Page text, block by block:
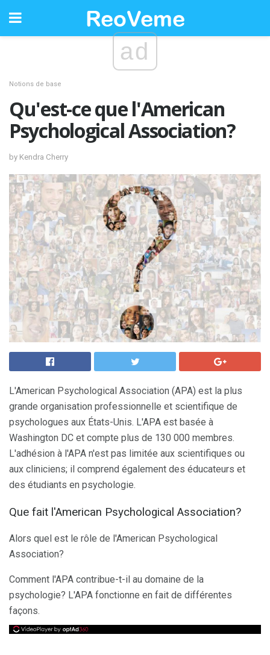
ad
Notions de base
Qu'est-ce que l'American
Psychological Association?
by Kendra Cherry
L'American Psychological Association (APA) est la plus
grande organisation professionnelle et scientifique de
psychologues aux États-Unis. L'APA est basée à
Washington DC et compte plus de 130 000 membres.
L'adhésion à l'APA n'est pas limitée aux scientifiques ou
aux cliniciens; il comprend également des éducateurs et
des étudiants en psychologie.
Que fait l'American Psychological Association?
Alors quel est le rôle de l'American Psychological
Association?
Comment l'APA contribue-t-il au domaine de la
psychologie? L'APA fonctionne en fait de différentes
façons.